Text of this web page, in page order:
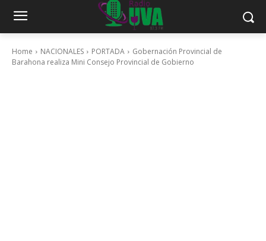
Home NACIONALES PORTADA
Gobernación Provincial de
Barahona realiza Mini Consejo Provincial de Gobierno